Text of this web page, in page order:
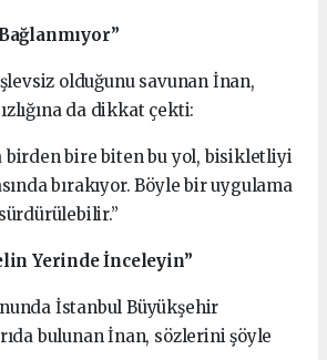
olduğunu savunan İnan,
da dikkat çekti:
birden bire biten bu yol, bisikletliyi
bırakıyor. Böyle bir uygulama
Yerinde İnceleyin”
İstanbul Büyükşehir
bulunan İnan, sözlerini şöyle